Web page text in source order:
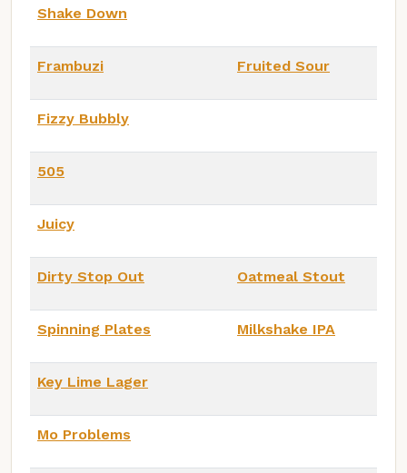
Shake Down
Frambuzi Fruited Sour
Fizzy Bubbly
505
Juicy
Dirty Stop Out Oatmeal Stout
Spinning Plates Milkshake IPA
Key Lime Lager
Mo Problems